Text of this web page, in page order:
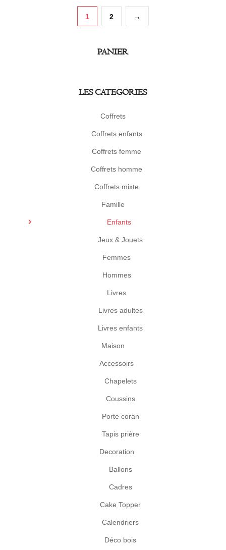
1 2 →
PANIER
LES CATEGORIES
Coffrets
Coffrets enfants
Coffrets femme
Coffrets homme
Coffrets mixte
Famille
Enfants
Jeux & Jouets
Femmes
Hommes
Livres
Livres adultes
Livres enfants
Maison
Accessoirs
Chapelets
Coussins
Porte coran
Tapis prière
Decoration
Ballons
Cadres
Cake Topper
Calendriers
Déco bois